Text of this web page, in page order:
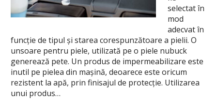
selectat în
mod
adecvat în
funcţie de tipul şi starea corespunzătoare a pielii. O
unsoare pentru piele, utilizată pe o piele nubuck
generează pete. Un produs de impermeabilizare este
inutil pe pielea din maşină, deoarece este oricum
rezistent la apă, prin finisajul de protecţie. Utilizarea
unui produs…